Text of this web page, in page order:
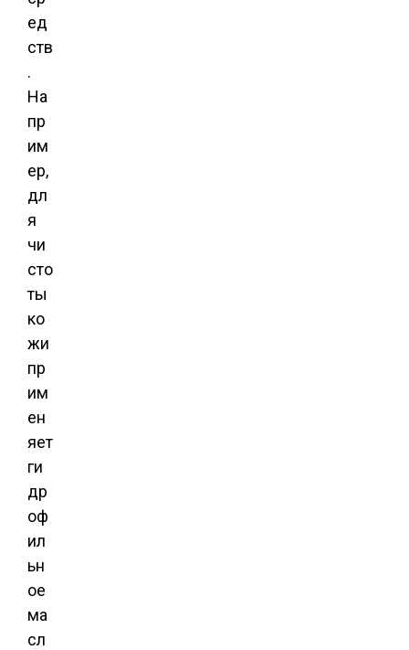
ед
ств
.
На
пр
им
ер,
дл
я
чи
сто
ты
ко
жи
пр
им
ен
яет
ги
др
оф
ил
ьн
ое
ма
сл